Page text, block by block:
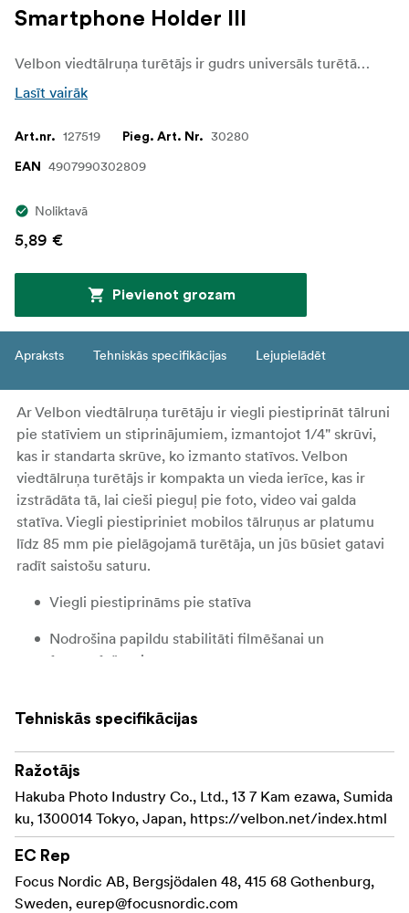
Smartphone Holder III
Velbon viedtālruņa turētājs ir gudrs universāls turētājs jūsu mobilajam tālrunim. To var viegli piestiprināt pie jebkura foto vai video statīva ar standarta ¼" vītni vai arī to var atlocīt un novietot uz galda. Turētājs ir piemērots tālruņiem ar platumu līdz 85 mm.
Lasīt vairāk
Art.nr. 127519 Pieg. Art. Nr. 30280
EAN 4907990302809
Noliktavā
5,89 €
Pievienot grozam
Apraksts Tehniskās specifikācijas Lejupielādēt
Ar Velbon viedtālruņa turētāju ir viegli piestiprināt tālruni
pie statīviem un stiprinājumiem, izmantojot 1/4" skrūvi,
kas ir standarta skrūve, ko izmanto statīvos. Velbon
viedtālruņa turētājs ir kompakta un vieda ierīce, kas ir
izstrādāta tā, lai cieši pieguļ pie foto, video vai galda
statīva. Viegli piestipriniet mobilos tālruņus ar platumu
līdz 85 mm pie pielāgojamā turētāja, un jūs būsiet gatavi
radīt saistošu saturu.
Viegli piestiprināms pie statīva
Nodrošina papildu stabilitāti filmēšanai un
fotografēšanai
mm
Statīva stiprinājuma caurumi: standarta ¼" gan
apakšējā, gan aizmugurējā daļā
Viedtālruņa turētāju var izmantot arī kā patstāvīgu
statīvu, un to var novietot gan vertikāli, gan horizontāli.
Tehniskās specifikācijas
Ražotājs
Hakuba Photo Industry Co., Ltd., 13 7 Kam ezawa, Sumida
ku, 1300014 Tokyo, Japan, https://velbon.net/index.html
EC Rep
Focus Nordic AB, Bergsjödalen 48, 415 68 Gothenburg,
Sweden, eurep@focusnordic.com